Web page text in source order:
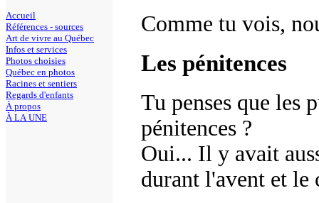
Accueil
Références - sources
Art de vivre au Québec
Infos et services
Photos choisies
Québec en photos
Racines et sentiers
Regards d'enfants
À propos
À LA UNE
Comme tu vois,
Les pénitences
Tu penses que les
pénitences ?
Oui... Il y avait
durant l'avent et le